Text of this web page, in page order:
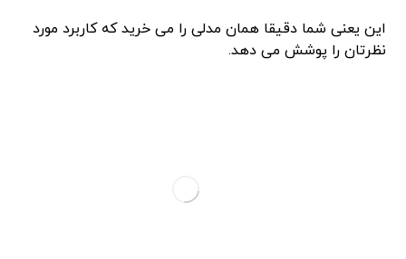
این یعنی شما دقیقا همان مدلی را می ‌خرید که کاربرد مورد
نظرتان را پوشش می‌ دهد.